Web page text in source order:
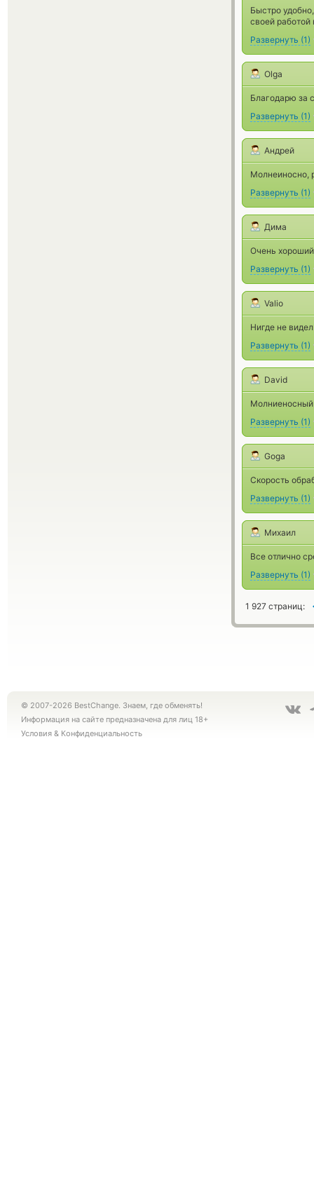
Быстро
своей работой
Развернуть (1)
Olga
Благодарю за
Развернуть (1)
Андрей
Молнеиносно,
Развернуть (1)
Дима
Очень
Развернуть (1)
Valio
Нигде не
Развернуть (1)
David
Развернуть (1)
Goga
Скорость
Развернуть (1)
Михаил
Все отлично
Развернуть (1)
1 927 страниц:
© 2007-2026 BestChange. Знаем, где обменять!
Информация на сайте предназначена для лиц 18+
Условия & Конфиденциальность